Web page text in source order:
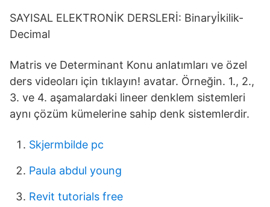
SAYISAL ELEKTRONİK DERSLERİ: Binaryİkilik-
Decimal
Matris ve Determinant Konu anlatımları ve özel
ders videoları için tıklayın! avatar. Örneğin. 1., 2.,
3. ve 4. aşamalardaki lineer denklem sistemleri
aynı çözüm kümelerine sahip denk sistemlerdir.
Skjermbilde pc
Paula abdul young
Revit tutorials free